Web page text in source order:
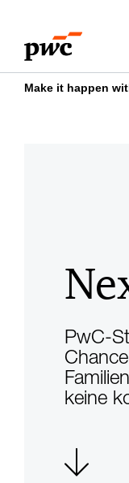
content
footer
Make it happen
PwC-
keine